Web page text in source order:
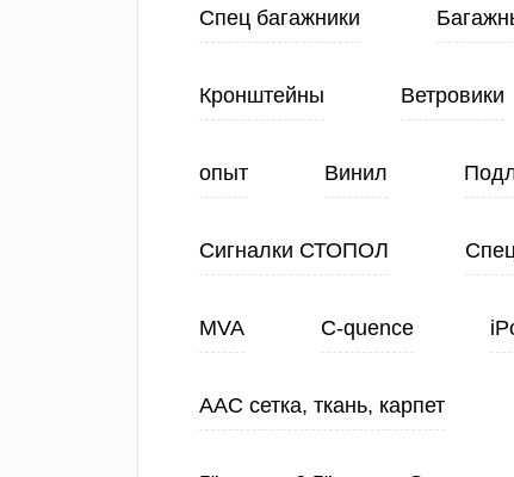
Спец багажники
Кронштейны Ветровики
опыт Винил
Сигналки СТОПОЛ
MVA C-quence
ААС сетка, ткань, карпет